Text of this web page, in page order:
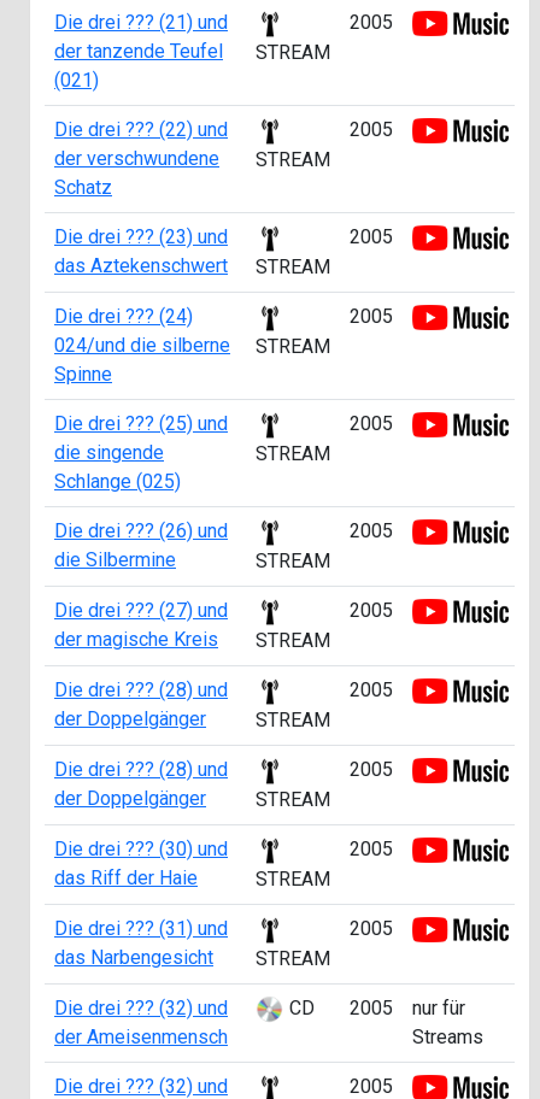
Die drei ??? (21) und
der tanzende Teufel
(021)
STREAM
2005
Die drei ??? (22) und
der verschwundene
Schatz
STREAM
2005
Die drei ??? (23) und
das Aztekenschwert
STREAM
2005
Die drei ??? (24)
024/und die silberne
Spinne
STREAM
2005
Die drei ??? (25) und
die singende
Schlange (025)
STREAM
2005
Die drei ??? (26) und
die Silbermine
STREAM
2005
Die drei ??? (27) und
der magische Kreis
STREAM
2005
Die drei ??? (28) und
der Doppelgänger
STREAM
2005
Die drei ??? (28) und
der Doppelgänger
STREAM
2005
Die drei ??? (30) und
das Riff der Haie
STREAM
2005
Die drei ??? (31) und
das Narbengesicht
STREAM
2005
Die drei ??? (32) und
der Ameisenmensch
CD 2005
nur für
Streams
Die drei ??? (32) und
2005